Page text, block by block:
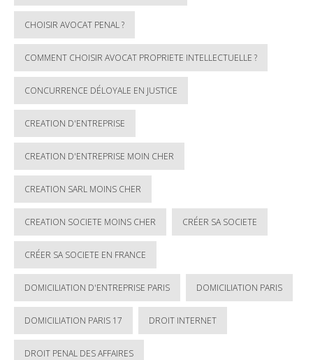
CHOISIR AVOCAT PENAL ?
COMMENT CHOISIR AVOCAT PROPRIETE INTELLECTUELLE ?
CONCURRENCE DÉLOYALE EN JUSTICE
CREATION D'ENTREPRISE
CREATION D'ENTREPRISE MOIN CHER
CREATION SARL MOINS CHER
CREATION SOCIETE MOINS CHER CRÉER SA SOCIETE
CRÉER SA SOCIETE EN FRANCE
DOMICILIATION D'ENTREPRISE PARIS DOMICILIATION PARIS
DOMICILIATION PARIS 17 DROIT INTERNET
DROIT PENAL DES AFFAIRES